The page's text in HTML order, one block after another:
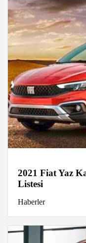
2021 Fiat Yaz
Listesi
Haberler